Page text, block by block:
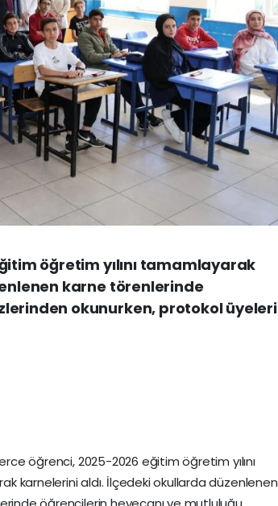
öğretim yılını tamamlayarak
karne törenlerinde
okunurken, protokol üyeleri
öğrenci, 2025-2026 eğitim öğretim yılını
karnelerini aldı. İlçedeki okullarda düzenlenen